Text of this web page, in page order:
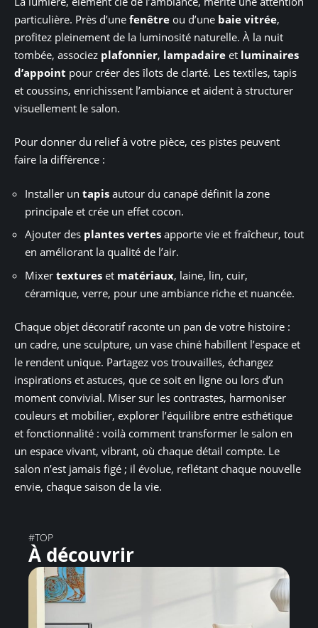
particulière. Près d’une fenêtre ou d’une baie vitrée,
profitez pleinement de la luminosité naturelle. À la nuit
tombée, associez plafonnier, lampadaire et luminaires
d’appoint pour créer des îlots de clarté. Les textiles, tapis
et coussins, enrichissent l’ambiance et aident à structurer
visuellement le salon.
Pour donner du relief à votre pièce, ces pistes peuvent
faire la différence :
Installer un tapis autour du canapé définit la zone
principale et crée un effet cocon.
Ajouter des plantes vertes apporte vie et fraîcheur, tout
en améliorant la qualité de l’air.
Mixer textures et matériaux, laine, lin, cuir,
céramique, verre, pour une ambiance riche et nuancée.
Chaque objet décoratif raconte un pan de votre histoire :
un cadre, une sculpture, un vase chiné habillent l’espace et
le rendent unique. Partagez vos trouvailles, échangez
inspirations et astuces, que ce soit en ligne ou lors d’un
moment convivial. Miser sur les contrastes, harmoniser
couleurs et mobilier, explorer l’équilibre entre esthétique
et fonctionnalité : voilà comment transformer le salon en
un espace vivant, vibrant, où chaque détail compte. Le
salon n’est jamais figé ; il évolue, reflétant chaque nouvelle
envie, chaque saison de la vie.
#TOP
À découvrir